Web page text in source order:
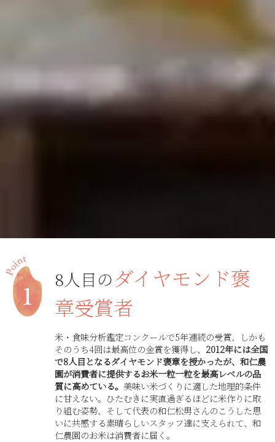
8人目のダイヤモンド褒
章受賞者
米・食味分析鑑定コンクールで5年連続の受賞、しかも
そのうち4回は最高位の金賞を獲得し、 2012年には全国
で8人目となるダイヤモンド褒章を授かったが、和仁農
園が消費者に提供するお米一粒一粒を最高レベルの品
質に高めている。 美味い米づくりに適した地理的条件
に甘えない。ひたむきに実直過ぎるほどに米作りに取
り組む姿勢、そして代表の和仁松男さんのこうした思
いに共感する素晴らしいスタッフ達に支えられて、和
仁農園のお米は消費者に届く。